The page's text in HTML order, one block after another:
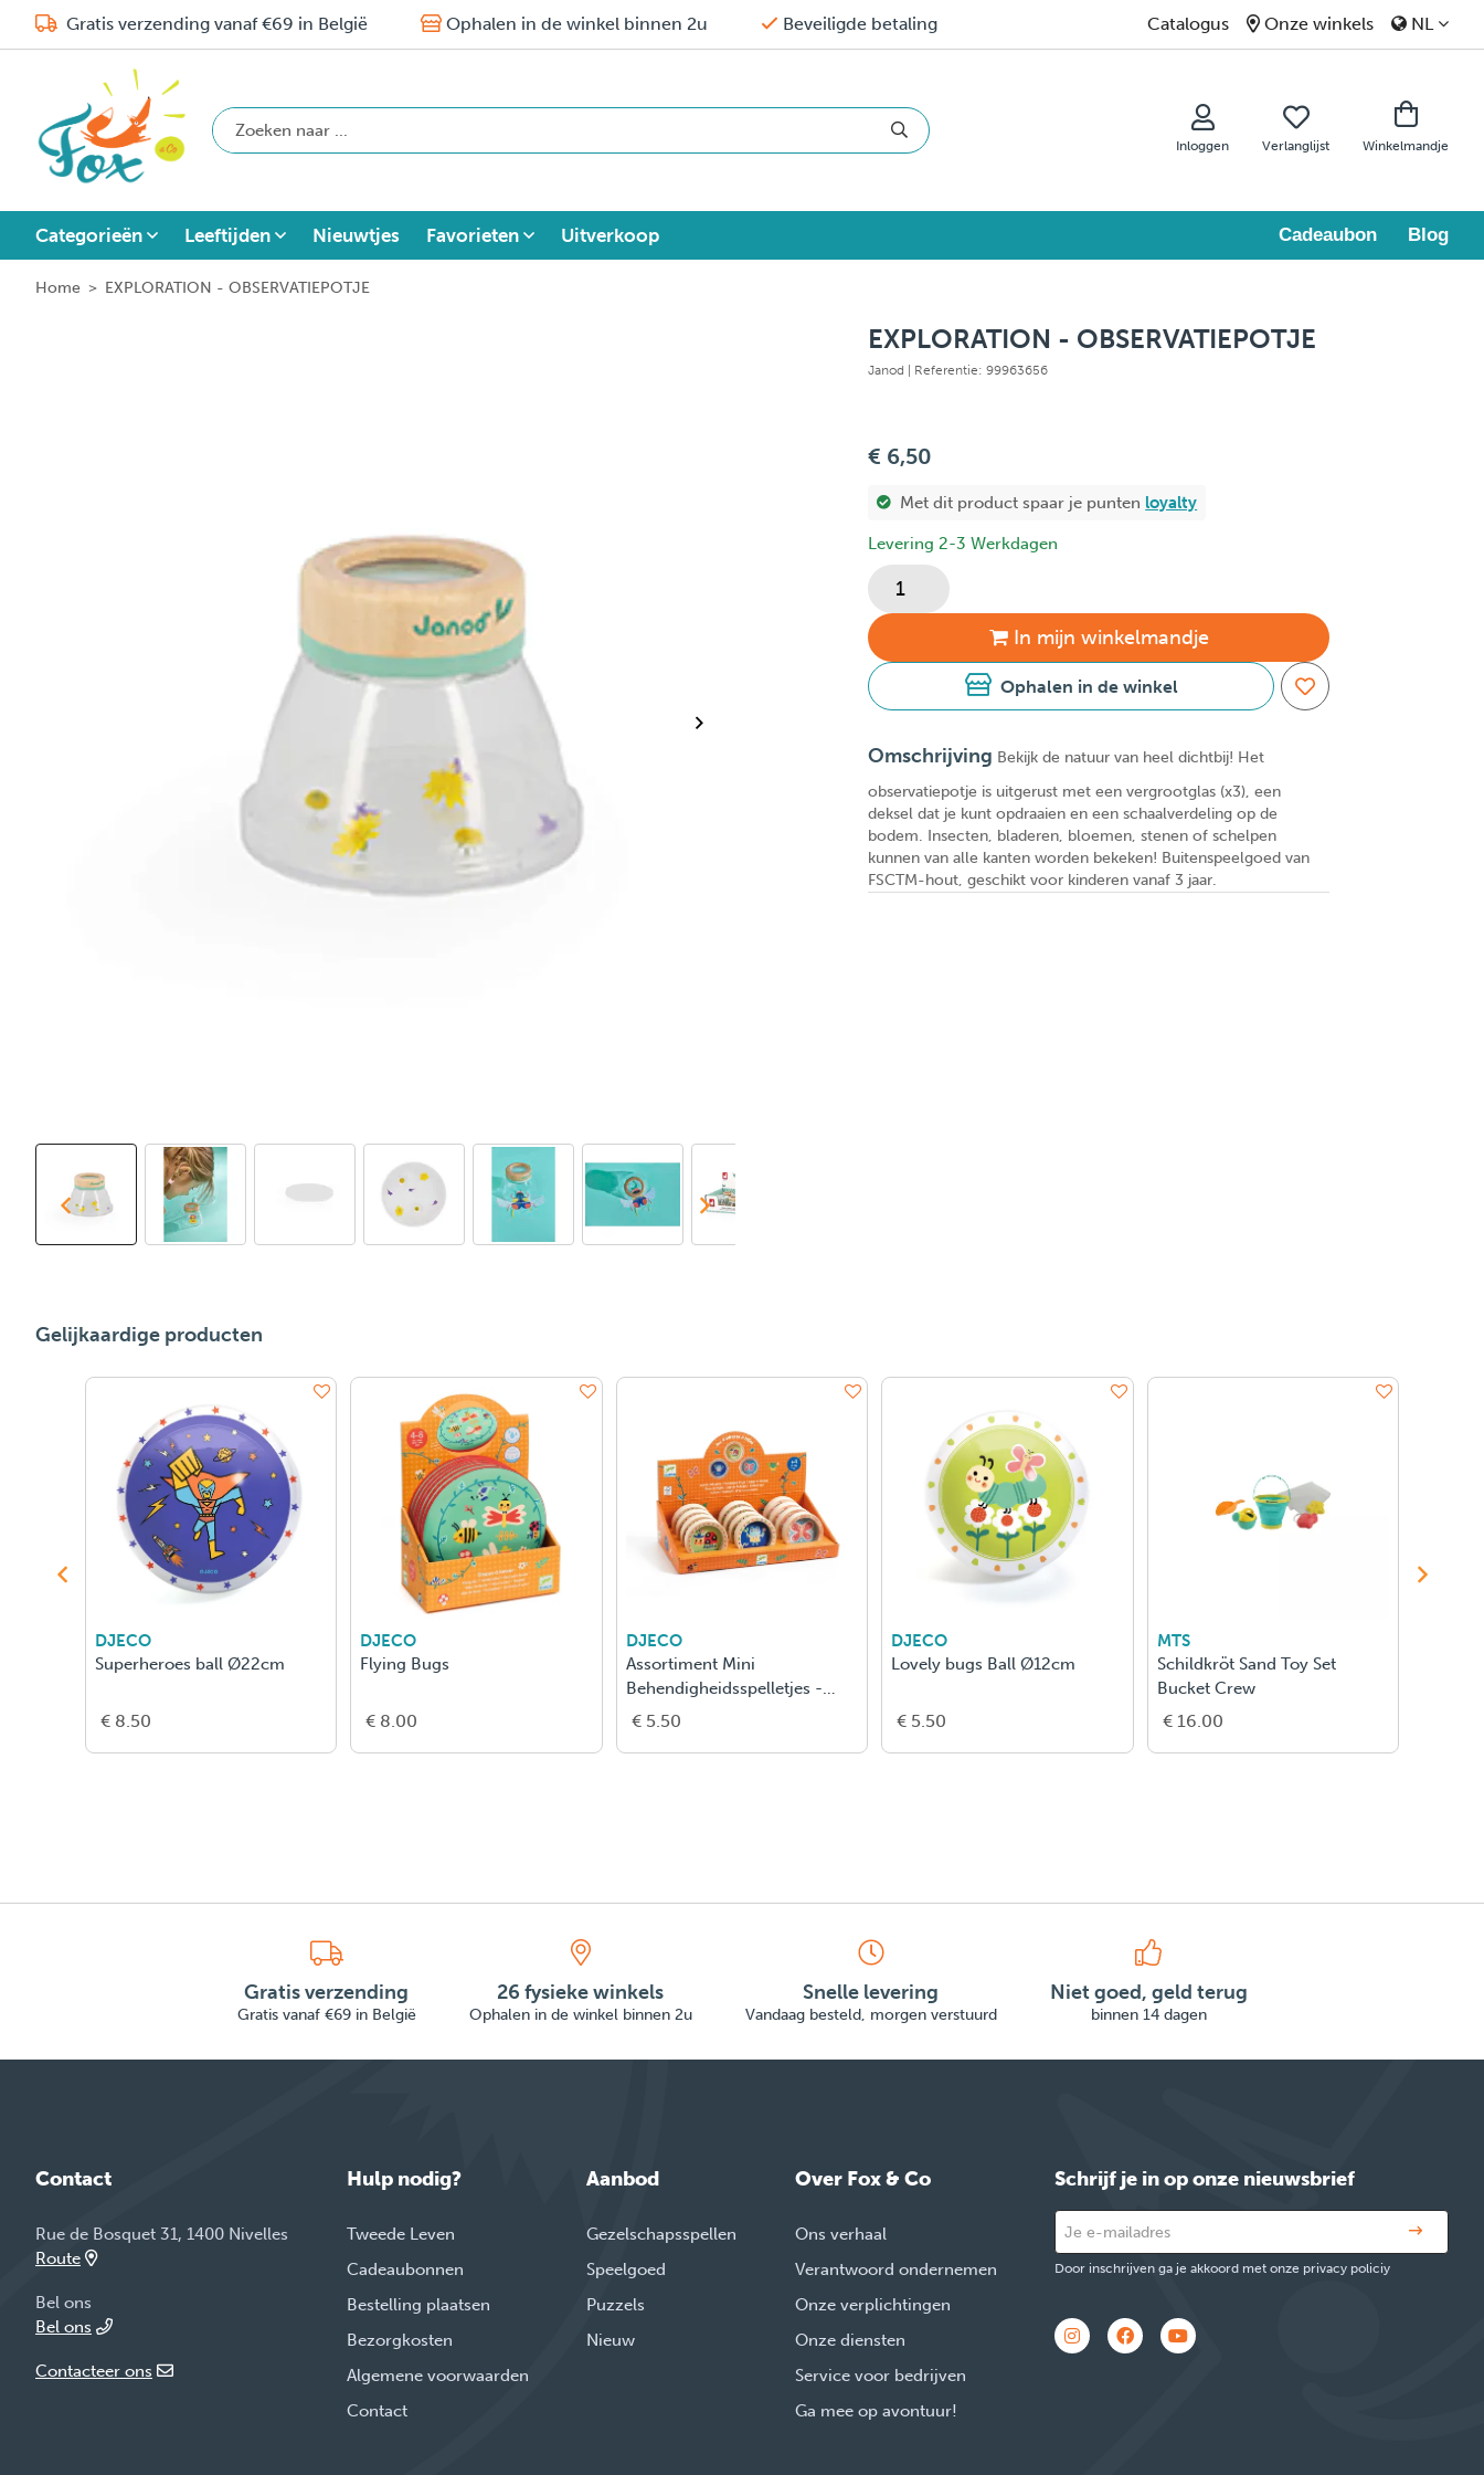
Gratis verzending vanaf €69 in België Ophalen in de winkel binnen 2u Beveiligde betaling Catalogus Onze winkels NL
Inloggen Verlanglijst Winkelmandje
Categorieën Leeftijden Nieuwtjes Favorieten Uitverkoop Cadeaubon Blog
Home > EXPLORATION - OBSERVATIEPOTJE
EXPLORATION - OBSERVATIEPOTJE
Janod | Referentie: 99963656
€ 6,50
Met dit product spaar je punten loyalty
Levering 2-3 Werkdagen
In mijn winkelmandje
Ophalen in de winkel
Omschrijving Bekijk de natuur van heel dichtbij! Het
observatiepotje is uitgerust met een vergrootglas (x3), een
deksel dat je kunt opdraaien en een schaalverdeling op de
bodem. Insecten, bladeren, bloemen, stenen of schelpen
kunnen van alle kanten worden bekeken! Buitenspeelgoed van
FSCTM-hout, geschikt voor kinderen vanaf 3 jaar.
Gelijkaardige producten
DJECO
Superheroes ball Ø22cm
€ 8.50
DJECO
Flying Bugs
€ 8.00
DJECO
Assortiment Mini
Behendigheidsspelletjes -
Natuur - Display 12 stuks
€ 5.50
DJECO
Lovely bugs Ball Ø12cm
€ 5.50
MTS
Schildkröt Sand Toy Set
Bucket Crew
€ 16.00
Gratis verzending
Gratis vanaf €69 in België
26 fysieke winkels
Ophalen in de winkel binnen 2u
Snelle levering
Vandaag besteld, morgen verstuurd
Niet goed, geld terug
binnen 14 dagen
Contact
Rue de Bosquet 31, 1400 Nivelles
Route
Bel ons
Bel ons
Contacteer ons
Hulp nodig?
Tweede Leven
Cadeaubonnen
Bestelling plaatsen
Bezorgkosten
Algemene voorwaarden
Contact
Aanbod
Gezelschapsspellen
Speelgoed
Puzzels
Nieuw
Over Fox & Co
Ons verhaal
Verantwoord ondernemen
Onze verplichtingen
Onze diensten
Service voor bedrijven
Ga mee op avontuur!
Schrijf je in op onze nieuwsbrief
Door inschrijven ga je akkoord met onze privacy policiy